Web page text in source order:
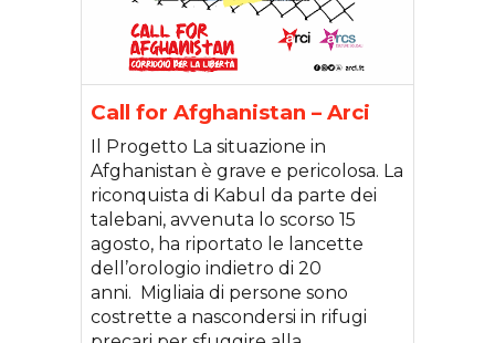
Call for Afghanistan – Arci
Il Progetto La situazione in
Afghanistan è grave e pericolosa. La
riconquista di Kabul da parte dei
talebani, avvenuta lo scorso 15
agosto, ha riportato le lancette
dell’orologio indietro di 20
anni. Migliaia di persone sono
costrette a nascondersi in rifugi